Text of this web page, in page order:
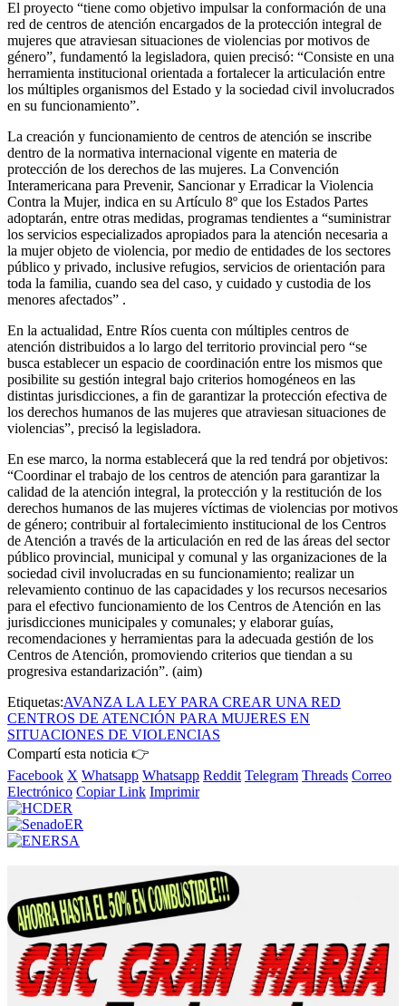
El proyecto “tiene como objetivo impulsar la conformación de una
red de centros de atención encargados de la protección integral de
mujeres que atraviesan situaciones de violencias por motivos de
género”, fundamentó la legisladora, quien precisó: “Consiste en una
herramienta institucional orientada a fortalecer la articulación entre
los múltiples organismos del Estado y la sociedad civil involucrados
en su funcionamiento”.
La creación y funcionamiento de centros de atención se inscribe
dentro de la normativa internacional vigente en materia de
protección de los derechos de las mujeres. La Convención
Interamericana para Prevenir, Sancionar y Erradicar la Violencia
Contra la Mujer, indica en su Artículo 8º que los Estados Partes
adoptarán, entre otras medidas, programas tendientes a “suministrar
los servicios especializados apropiados para la atención necesaria a
la mujer objeto de violencia, por medio de entidades de los sectores
público y privado, inclusive refugios, servicios de orientación para
toda la familia, cuando sea del caso, y cuidado y custodia de los
menores afectados” .
En la actualidad, Entre Ríos cuenta con múltiples centros de
atención distribuidos a lo largo del territorio provincial pero “se
busca establecer un espacio de coordinación entre los mismos que
posibilite su gestión integral bajo criterios homogéneos en las
distintas jurisdicciones, a fin de garantizar la protección efectiva de
los derechos humanos de las mujeres que atraviesan situaciones de
violencias”, precisó la legisladora.
En ese marco, la norma establecerá que la red tendrá por objetivos:
“Coordinar el trabajo de los centros de atención para garantizar la
calidad de la atención integral, la protección y la restitución de los
derechos humanos de las mujeres víctimas de violencias por motivos
de género; contribuir al fortalecimiento institucional de los Centros
de Atención a través de la articulación en red de las áreas del sector
público provincial, municipal y comunal y las organizaciones de la
sociedad civil involucradas en su funcionamiento; realizar un
relevamiento continuo de las capacidades y los recursos necesarios
para el efectivo funcionamiento de los Centros de Atención en las
jurisdicciones municipales y comunales; y elaborar guías,
recomendaciones y herramientas para la adecuada gestión de los
Centros de Atención, promoviendo criterios que tiendan a su
progresiva estandarización”. (aim)
Etiquetas:AVANZA LA LEY PARA CREAR UNA RED
CENTROS DE ATENCIÓN PARA MUJERES EN
SITUACIONES DE VIOLENCIAS
Compartí esta noticia 👉
Facebook X Whatsapp Whatsapp Reddit Telegram Threads Correo
Electrónico Copiar Link Imprimir